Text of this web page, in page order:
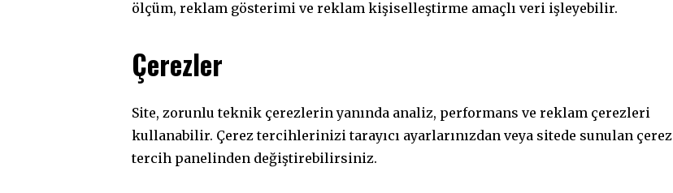
ölçüm, reklam gösterimi ve reklam kişiselleştirme amaçlı veri işleyebilir.
Çerezler
Site, zorunlu teknik çerezlerin yanında analiz, performans ve reklam çerezleri
kullanabilir. Çerez tercihlerinizi tarayıcı ayarlarınızdan veya sitede sunulan çerez
tercih panelinden değiştirebilirsiniz.